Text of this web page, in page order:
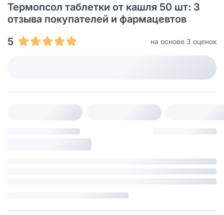
Термопсол таблетки от кашля 50 шт: 3
отзыва покупателей и фармацевтов
5
на основе 3 оценок